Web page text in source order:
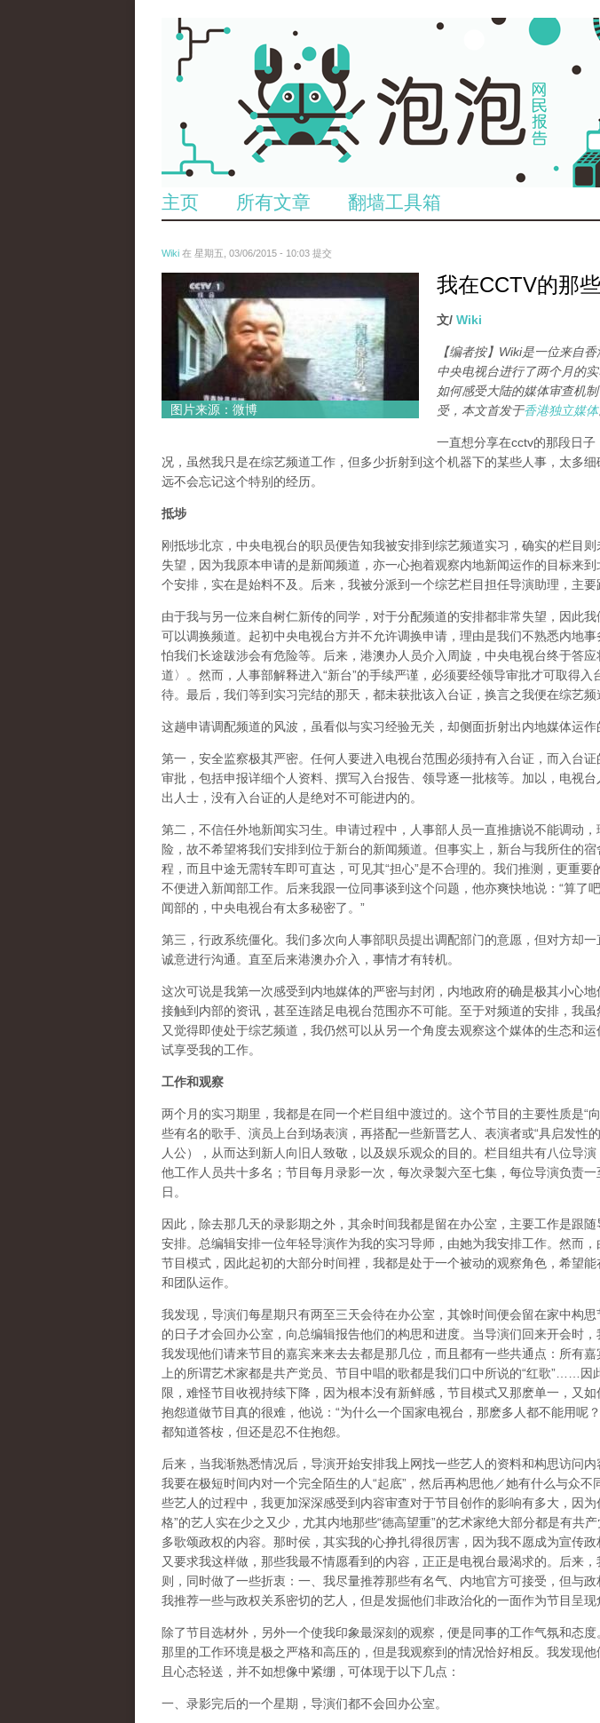
主页 所有文章 翻墙工具箱
Wiki 在 星期五, 03/06/2015 - 10:03 提交
ai_wei_wei_.jpg
图片来源：微博
我在CCTV的那
文/ Wiki
【编者按】Wiki是一位来自
中央电视台进行了两个月的
如何感受大陆的媒体审查机
受，本文首发于香港独立媒体
一直想分享在cctv的那段日
况，虽然我只是在综艺频道工作，但多少折射到这个机器下的某些人事，太多
远不会忘记这个特别的经历。
抵埗
刚抵埗北京，中央电视台的职员便告知我被安排到综艺频道实习，确实的栏目
失望，因为我原本申请的是新闻频道，亦一心抱着观察内地新闻运作的目标来
个安排，实在是始料不及。后来，我被分派到一个综艺栏目担任导演助理，主要
由于我与另一位来自树仁新传的同学，对于分配频道的安排都非常失望，因此
可以调换频道。起初中央电视台方并不允许调换申请，理由是我们不熟悉内地事
怕我们长途跋涉会有危险等。后来，港澳办人员介入周旋，中央电视台终于答
道〉。然而，人事部解释进入“新台”的手续严谨，必须要经领导审批才可取得
待。最后，我们等到实习完结的那天，都未获批该入台证，换言之我便在综艺频
这趟申请调配频道的风波，虽看似与实习经验无关，却侧面折射出内地媒体运作
第一，安全监察极其严密。任何人要进入电视台范围必须持有入台证，而入台
审批，包括申报详细个人资料、撰写入台报告、领导逐一批核等。加以，电视
出人士，没有入台证的人是绝对不可能进内的。
第二，不信任外地新闻实习生。申请过程中，人事部人员一直推搪说不能调动
险，故不希望将我们安排到位于新台的新闻频道。但事实上，新台与我所住的
程，而且中途无需转车即可直达，可见其“担心”是不合理的。我们推测，更重要
不便进入新闻部工作。后来我跟一位同事谈到这个问题，他亦爽快地说：“算了
闻部的，中央电视台有太多秘密了。”
第三，行政系统僵化。我们多次向人事部职员提出调配部门的意愿，但对方却
诚意进行沟通。直至后来港澳办介入，事情才有转机。
这次可说是我第一次感受到内地媒体的严密与封闭，内地政府的确是极其小心
接触到内部的资讯，甚至连踏足电视台范围亦不可能。至于对频道的安排，我虽
又觉得即使处于综艺频道，我仍然可以从另一个角度去观察这个媒体的生态和
试享受我的工作。
工作和观察
两个月的实习期里，我都是在同一个栏目组中渡过的。这个节目的主要性质是“
些有名的歌手、演员上台到场表演，再搭配一些新晋艺人、表演者或“具启发性
人公），从而达到新人向旧人致敬，以及娱乐观众的目的。栏目组共有八位导
他工作人员共十多名；节目每月录影一次，每次录製六至七集，每位导演负责
日。
因此，除去那几天的录影期之外，其余时间我都是留在办公室，主要工作是跟
安排。总编辑安排一位年轻导演作为我的实习导师，由她为我安排工作。然而
节目模式，因此起初的大部分时间裡，我都是处于一个被动的观察角色，希望
和团队运作。
我发现，导演们每星期只有两至三天会待在办公室，其馀时间便会留在家中构
的日子才会回办公室，向总编辑报告他们的构思和进度。当导演们回来开会时
我发现他们请来节目的嘉宾来来去去都是那几位，而且都有一些共通点：所有嘉
上的所谓艺术家都是共产党员、节目中唱的歌都是我们口中所说的“红歌”……因
限，难怪节目收视持续下降，因为根本没有新鲜感，节目模式又那麽单一，又
抱怨道做节目真的很难，他说：“为什么一个国家电视台，那麽多人都不能用呢
都知道答桉，但还是忍不住抱怨。
后来，当我渐熟悉情况后，导演开始安排我上网找一些艺人的资料和构思访问
我要在极短时间内对一个完全陌生的人“起底”，然后再构思他／她有什么与众不
些艺人的过程中，我更加深深感受到内容审查对于节目创作的影响有多大，因
格”的艺人实在少之又少，尤其内地那些“德高望重”的艺术家绝大部分都是有共
多歌颂政权的内容。那时侯，其实我的心挣扎得很厉害，因为我不愿成为宣传
又要求我这样做，那些我最不情愿看到的内容，正正是电视台最渴求的。后来
则，同时做了一些折衷：一、我尽量推荐那些有名气、内地官方可接受，但与政
我推荐一些与政权关系密切的艺人，但是发掘他们非政治化的一面作为节目呈现
除了节目选材外，另外一个使我印象最深刻的观察，便是同事的工作气氛和态
那里的工作环境是极之严格和高压的，但是我观察到的情况恰好相反。我发现
且心态轻送，并不如想像中紧绷，可体现于以下几点：
一、录影完后的一个星期，导演们都不会回办公室。